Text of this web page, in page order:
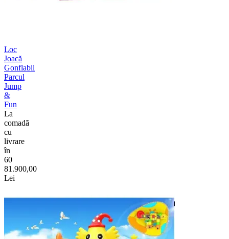
Loc
Joacă
Gonflabil
Parcul
Jump
&
Fun
La
comadã
cu
livrare
în
60
81.900,00
Lei